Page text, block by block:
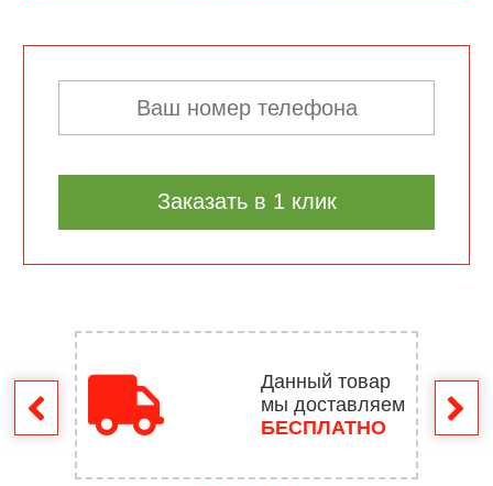
Заказать в 1 клик
Данный товар
мы доставляем
БЕСПЛАТНО